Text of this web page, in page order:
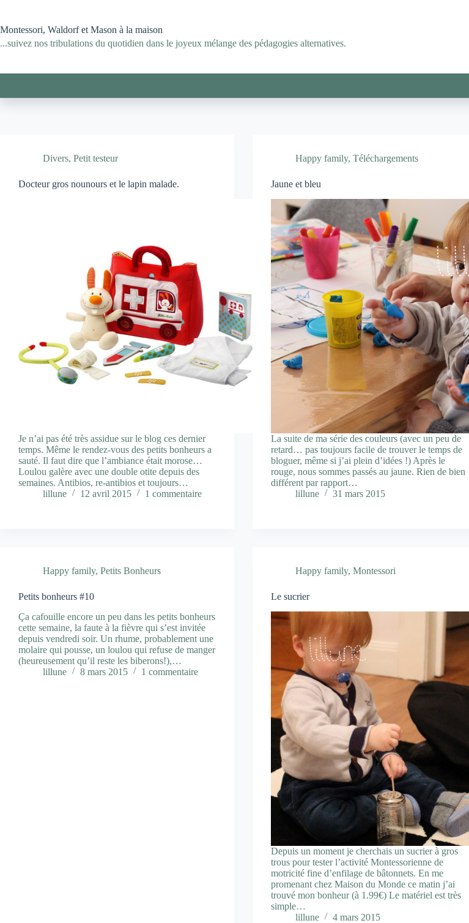
contenu
Montessori, Waldorf et Mason à la maison
...suivez nos tribulations du quotidien dans le joyeux mélange des pédagogies alternatives.
Divers, Petit testeur
Docteur gros nounours et le lapin malade.
Je n’ai pas été très assidue sur le blog ces dernier
temps. Même le rendez-vous des petits bonheurs a
sauté. Il faut dire que l’ambiance était morose…
Loulou galère avec une double otite depuis des
semaines. Antibios, re-antibios et toujours…
lillune
12 avril 2015 1 commentaire
Happy family,Téléchargements
Jaune et bleu
La suite de ma série des couleurs (avec un peu de
retard… pas toujours facile de trouver le temps de
bloguer, même si j’ai plein d’idées !) Après le
rouge, nous sommes passés au jaune. Rien de bien
différent par rapport…
lillune
31 mars 2015
Happy family, Petits Bonheurs
Petits bonheurs #10
Ça cafouille encore un peu dans les petits bonheurs
cette semaine, la faute à la fièvre qui s’est invitée
depuis vendredi soir. Un rhume, probablement une
molaire qui pousse, un loulou qui refuse de manger
(heureusement qu’il reste les biberons!),…
lillune
8 mars 2015 1 commentaire
Happy family,Montessori
Le sucrier
Depuis un moment je cherchais un sucrier à gros
trous pour tester l’activité Montessorienne de
motricité fine d’enfilage de bâtonnets. En me
promenant chez Maison du Monde ce matin j’ai
trouvé mon bonheur (à 1.99€) Le matériel est très
simple…
lillune
4 mars 2015